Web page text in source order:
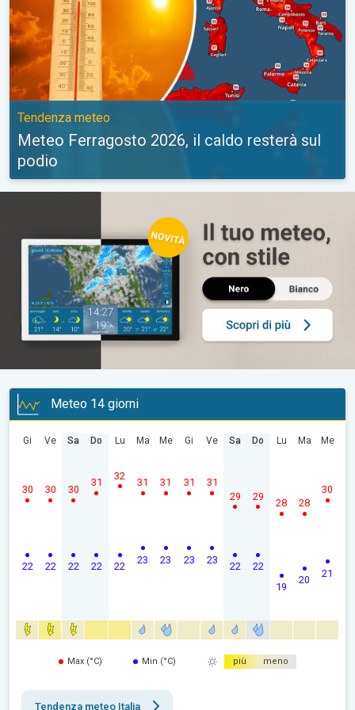
Tendenza meteo
Meteo Ferragosto 2026, il caldo resterà sul
podio
Meteo 14 giorni
Gi
22
30
Ve
22
30
Sa
22
30
Do
22
31
Lu
22
32
Ma
23
31
Me
23
31
Gi
23
31
Ve
23
31
Sa
22
29
Do
22
29
Lu
19
28
Ma
20
28
Me
21
30
Max (°C) Min (°C) più meno
Tendenza meteo Italia